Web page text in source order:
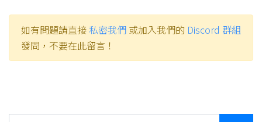
如有問題請直接私密我們 或加入我們的 Discord 群組
發問，不要在此留言！